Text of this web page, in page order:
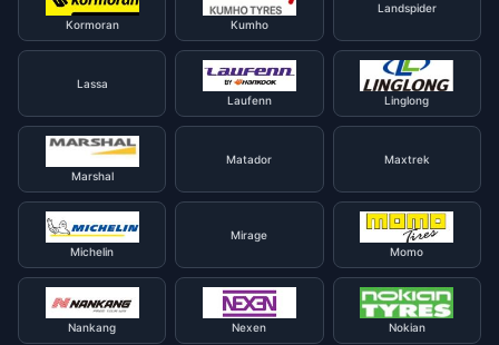
Kormoran Kumho
Landspider
Lassa
Laufenn
Linglong
Marshal
Matador Maxtrek
Michelin
Mirage
Momo
Nankang Nexen Nokian